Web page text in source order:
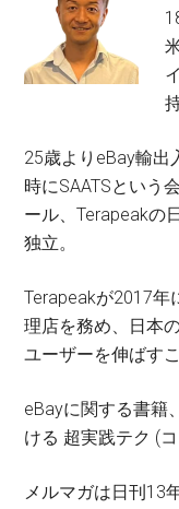
25歳よりeBay輸出
時にSAATSという
ール、Terapeakの
独立。
Terapeakが2017年
理店を務め、日本
ユーザーを伸ばす
eBayに関する書籍
ける 超実践テク (
メルマガは日刊13